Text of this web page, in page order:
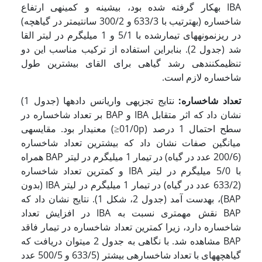
IBA به­کار گرفته شده بود، بیشینه و کمینه­ی ارتفاع
شاخساره (به­ترتیب با 633/3 و 300/2 سانتی­متر در گیاهچه)
در ریزنمونه­های تیمارشده با 5/1 و 1 میلی­گرم در لیتر القا
شد (جدول 2). بنابراین استفاده از ترکیب مناسب این دو
تنظیم­کننده­ی رشد گیاهی برای القای بیشترین طول
شاخساره لازم است.
تعداد شاخساره:
نتایج تجزیه­ی واریانس داده­ها (جدول 1)
نشان داد که اثر متقابل IBA و BAP بر تعداد شاخساره در
سطح احتمال 1 درصد (01/0p≤) معنی­دار بود. مقایسه­ی
میانگین صفات نشان داد که بیشترین تعداد شاخساره
(200/6 عدد در گیاه) در تیمار 1 میلی­گرم در لیتر BAP همراه
با 5/0 میلی­گرم در لیتر IBA و کمترین تعداد شاخساره
(633/2 عدد در گیاه) در تیمار 1 میلی­گرم در لیتر IBA (بدون
BAP)، به­دست آمد (جدول 2، شکل 1). نتایج نشان داد که
BAP نقش مهم­تری نسبت به IBA در افزایش تعداد
شاخساره دارد، زیرا کمترین تعداد شاخساره در تیمار فاقد
BAP مشاهده شد. با نگاهی به جدول 2 می­توان دریافت که
گیاهچه­های با تعداد شاخساره­ی بیشتر (633/5 و 500/5 عدد